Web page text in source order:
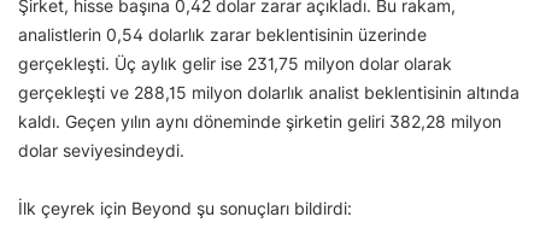
Şirket, hisse başına 0,42 dolar zarar açıkladı. Bu rakam,
analistlerin 0,54 dolarlık zarar beklentisinin üzerinde
gerçekleşti. Üç aylık gelir ise 231,75 milyon dolar olarak
gerçekleşti ve 288,15 milyon dolarlık analist beklentisinin altında
kaldı. Geçen yılın aynı döneminde şirketin geliri 382,28 milyon
dolar seviyesindeydi.
İlk çeyrek için Beyond şu sonuçları bildirdi: